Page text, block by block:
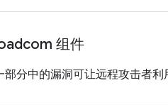
组件
部分中的漏洞可让远程攻击者利